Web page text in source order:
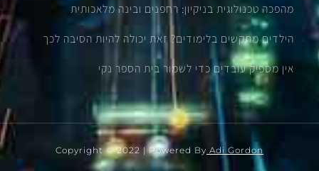
מהפכה טכנולוגית בניקיון: רחפנים ובינה מלאכותית
הילדים מתקשים בלימודים? זאת יכולה להיות הסיבה לכך
אין מספיק עובדים כדי לשמור בית הספר נקי
Copyright © 2022 | Powered By Adi Gordon